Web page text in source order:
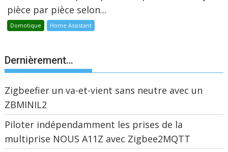
pièce par pièce selon...
Domotique Home Assistant
Dernièrement…
Zigbeefier un va-et-vient sans neutre avec un
ZBMINIL2
Piloter indépendamment les prises de la
multiprise NOUS A11Z avec Zigbee2MQTT